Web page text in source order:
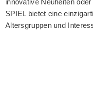
innovative Neuheiten
SPIEL bietet eine
Altersgruppen und